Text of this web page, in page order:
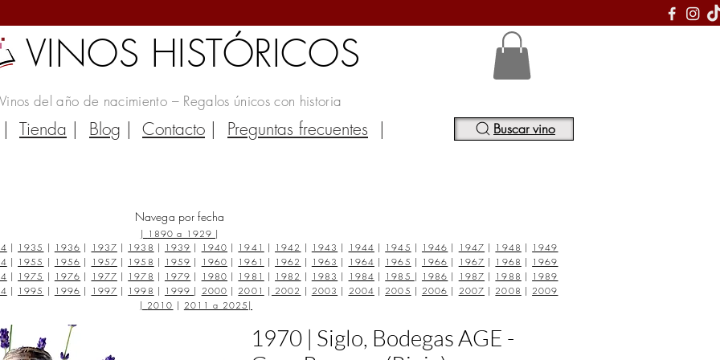
VINOS HISTÓRICOS
Vinos del año de nacimiento – Regalos únicos con historia
| Tienda | Blog | Contacto | Preguntas frecuentes | Buscar vino
Navega por fecha
| 1890 a 1929 |
| 1935 | 1936 | 1937 | 1938 | 1939 | 1940 | 1941 | 1942 | 1943 | 1944 | 1945 | 1946 | 1947 | 1948 | 1949
| 1955 | 1956 | 1957 | 1958 | 1959 | 1960 | 1961 | 1962 | 1963 | 1964 | 1965 | 1966 | 1967 | 1968 | 1969
| 1975 | 1976 | 1977 | 1978 | 1979 | 1980 | 1981 | 1982 | 1983 | 1984 | 1985 | 1986 | 1987 | 1988 | 1989
| 1995 | 1996 | 1997 | 1998 | 1999 | 2000 | 2001 | 2002 | 2003 | 2004 | 2005 | 2006 | 2007 | 2008 | 2009
| 2010 | 2011 a 2025 |
1970 | Siglo, Bodegas AGE -